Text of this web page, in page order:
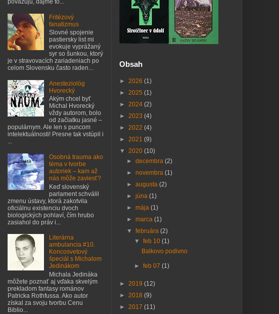
považujú, dajme to...
Fritézový
fanatizmus
Slovné spojenie
pastiersky list mi
evokuje vyprážaný
syr so šunkou, ktorý
je v stravovacích zariadeniach po
celom Slovensku často raden...
Anesteziológ
Hvorecký
Akým chcel byť
Michal Hvorecký
vždy autorom, bolo
od začiatku jasné –
populárnym. Ale len s puncom
intelektuálnosti! Presne tak vstúpil i
...
Osobná trauma ako
téma v tvorbe
autoriek – kam až
nás môže zaviesť?
Keď slovenský
parlament schválil
zmenu ústavy, ktorá zakotvila
oficiálnu existenciu dvoch
biologických pohlaví, čím hrubo
zasiahol do práv i...
Literárna
ambulancia #10.
Koncosvetový
špeciál s Michalom
Jedinákom
Michala Jedináka
môžete poznať aj vďaka skvelým
prekladom fantasy románov
Patricka Rothfussa. Ako autor
získal za svoju tvorbu Cenu
Biblio...
Obsah
► 2026 (1)
► 2025 (1)
► 2024 (2)
► 2023 (4)
► 2022 (4)
► 2021 (9)
▼ 2020 (10)
►decembra(2)
►novembra(1)
►augusta(2)
►júna(1)
►mája(1)
►marca(1)
▼februára(2)
▼ feb 10 (1)
Balkovo podivno
► feb 07 (1)
► 2019 (12)
► 2018 (9)
► 2017 (11)